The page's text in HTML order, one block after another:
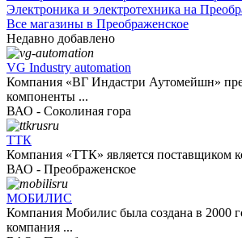
Электроника и электротехника на
Все магазины в Преображенское
Недавно добавлено
VG Industry automation
Компания «ВГ Индастри Аутомейшн»
компоненты ...
ВАО - Соколиная гора
ТТК
Компания «ТТК» является поставщиком
ВАО - Преображенское
МОБИЛИС
Компания Мобилис была создана в 2000
компания ...